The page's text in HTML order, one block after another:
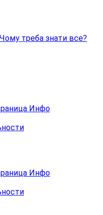
Чому треба знати все?
Инфо
Инфо